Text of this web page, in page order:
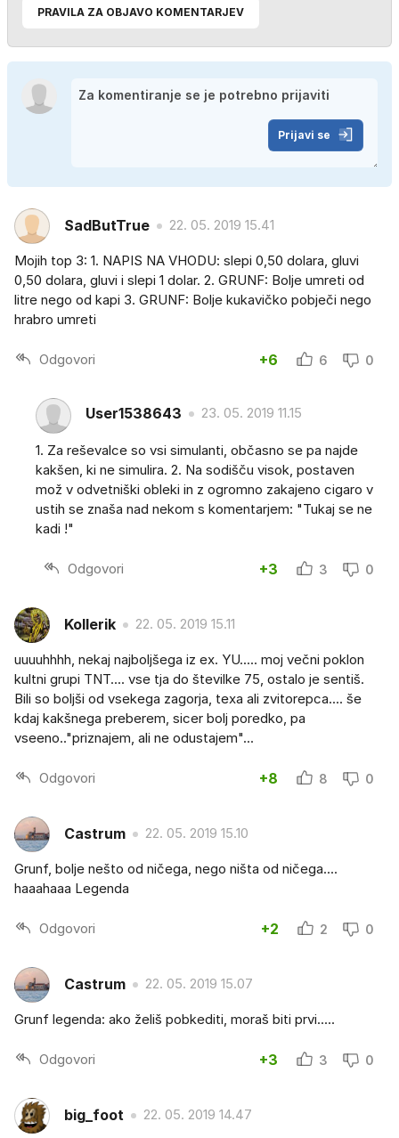
PRAVILA ZA OBJAVO KOMENTARJEV
Prijavi se
SadButTrue 22. 05. 2019 15.41
Mojih top 3: 1. NAPIS NA VHODU: slepi 0,50 dolara, gluvi
0,50 dolara, gluvi i slepi 1 dolar. 2. GRUNF: Bolje umreti od
litre nego od kapi 3. GRUNF: Bolje kukavičko pobječi nego
hrabro umreti
Odgovori +6 6 0
User1538643 23. 05. 2019 11.15
1. Za reševalce so vsi simulanti, občasno se pa najde
kakšen, ki ne simulira. 2. Na sodišču visok, postaven
mož v odvetniški obleki in z ogromno zakajeno cigaro v
ustih se znaša nad nekom s komentarjem: "Tukaj se ne
kadi !"
Odgovori +3 3 0
Kollerik 22. 05. 2019 15.11
uuuuhhhh, nekaj najboljšega iz ex. YU..... moj večni poklon
kultni grupi TNT.... vse tja do številke 75, ostalo je sentiš.
Bili so boljši od vsekega zagorja, texa ali zvitorepca.... še
kdaj kakšnega preberem, sicer bolj poredko, pa
vseeno.."priznajem, ali ne odustajem"...
Odgovori +8 8 0
Castrum 22. 05. 2019 15.10
Grunf, bolje nešto od ničega, nego ništa od ničega....
haaahaaa Legenda
Odgovori +2 2 0
Castrum 22. 05. 2019 15.07
Grunf legenda: ako želiš pobkediti, moraš biti prvi.....
Odgovori +3 3 0
big_foot 22. 05. 2019 14.47